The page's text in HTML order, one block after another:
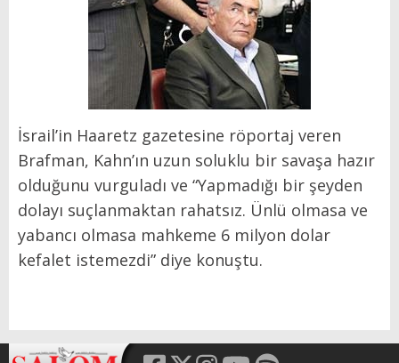
İsrail’in Haaretz gazetesine röportaj veren
Brafman, Kahn’ın uzun soluklu bir savaşa hazır
olduğunu vurguladı ve “Yapmadığı bir şeyden
dolayı suçlanmaktan rahatsız. Ünlü olmasa ve
yabancı olmasa mahkeme 6 milyon dolar
kefalet istemezdi” diye konuştu.